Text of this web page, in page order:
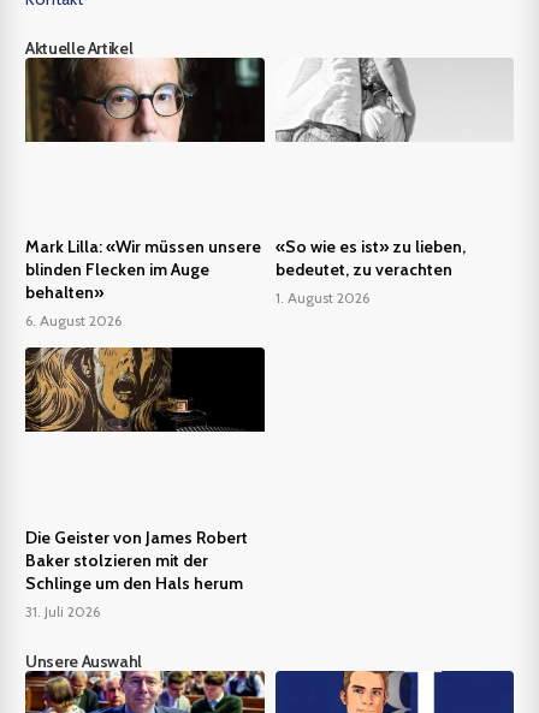
Aktuelle Artikel
Mark Lilla: «Wir müssen unsere
blinden Flecken im Auge
behalten»
6. August 2026
«So wie es ist» zu lieben,
bedeutet, zu verachten
1. August 2026
Die Geister von James Robert
Baker stolzieren mit der
Schlinge um den Hals herum
31. Juli 2026
Unsere Auswahl